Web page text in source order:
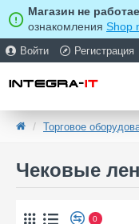
Магазин не
ознакомления Shop
Войти Регистрация
Торговое
Чековые
0